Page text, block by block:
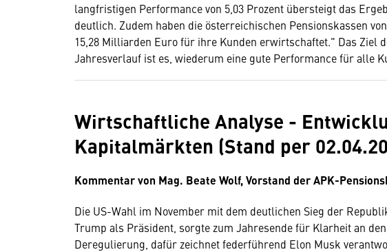
langfristigen Performance von 5,03 Prozent übersteigt das
deutlich. Zudem haben die österreichischen Pensionskassen
15,28 Milliarden Euro für ihre Kunden erwirtschaftet." Das Ziel
Jahresverlauf ist es, wiederum eine gute Performance für alle
Wirtschaftliche Analyse -
Kapitalmärkten (Stand per
Kommentar von Mag. Beate Wolf, Vorstand der APK-
Die US-Wahl im November mit dem deutlichen Sieg der
Trump als Präsident, sorgte zum Jahresende für Klarheit an
Deregulierung, dafür zeichnet federführend Elon Musk